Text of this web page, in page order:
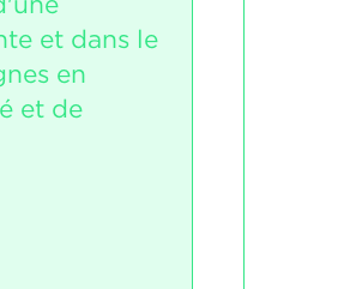
et dans le
en
et de